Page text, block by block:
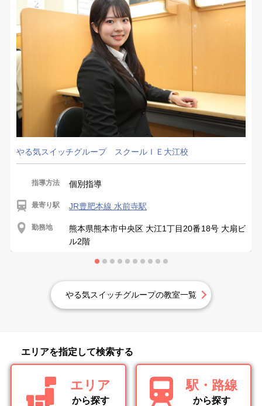
やる気スイッチグループ スクールＩＥ大江校
指導方法 個別指導
最寄り駅 JR豊肥本線 水前寺駅
勤務地
熊本県熊本市中央区 大江1丁目20番18号 大扇ビ
ル2階
やる気スイッチグループの教室一覧
エリアを指定して検索する
エリア
から探す
駅・路線
から探す